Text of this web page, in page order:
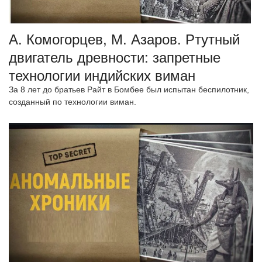
А. Комогорцев, М. Азаров. Ртутный
двигатель древности: запретные
технологии индийских виман
За 8 лет до братьев Райт в Бомбее был испытан беспилотник,
созданный по технологии виман.